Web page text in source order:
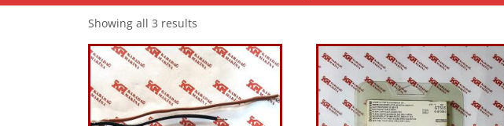
Showing all 3 results